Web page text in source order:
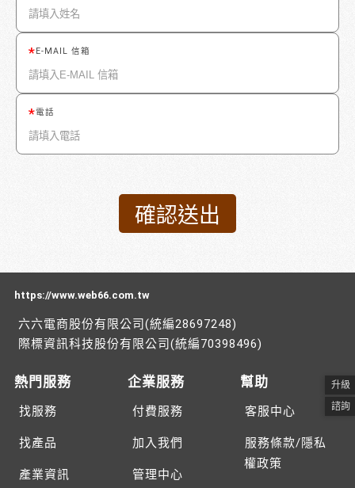
E-MAIL 信箱
電話
https://www.web66.com.tw
六六電商股份有限公司(統編28697248)
際標資訊科技股份有限公司(統編70398496)
熱門服務
找服務
找產品
產業資訊
企業服務
付費服務
加入我們
管理中心
幫助
客服中心
服務條款/隱私
權政策
升級
諮詢